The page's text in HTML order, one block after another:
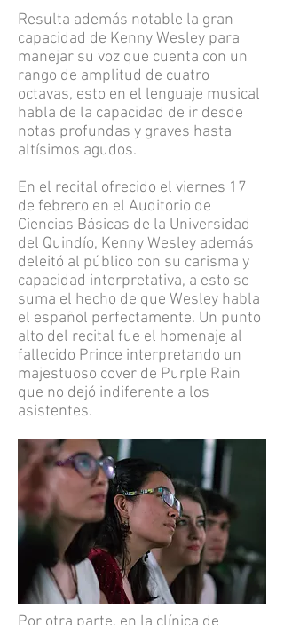
Resulta además notable la gran
capacidad de Kenny Wesley para
manejar su voz que cuenta con un
rango de amplitud de cuatro
octavas, esto en el lenguaje musical
habla de la capacidad de ir desde
notas profundas y graves hasta
altísimos agudos.
En el recital ofrecido el viernes 17
de febrero en el Auditorio de
Ciencias Básicas de la Universidad
del Quindío, Kenny Wesley además
deleitó al público con su carisma y
capacidad interpretativa, a esto se
suma el hecho de que Wesley habla
el español perfectamente. Un punto
alto del recital fue el homenaje al
fallecido Prince interpretando un
majestuoso cover de Purple Rain
que no dejó indiferente a los
asistentes.